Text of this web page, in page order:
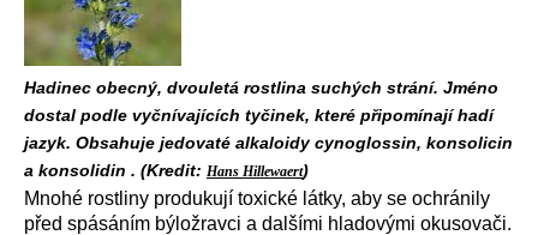
Hadinec obecný, dvouletá rostlina suchých strání. Jméno
dostal podle vyčnívajících tyčinek, které připomínají hadí
jazyk. Obsahuje jedovaté alkaloidy cynoglossin, konsolicin
a konsolidin . (Kredit: Hans Hillewaert)
Mnohé rostliny produkují toxické látky, aby se ochránily
před spásáním býložravci a dalšími hladovými okusovači.